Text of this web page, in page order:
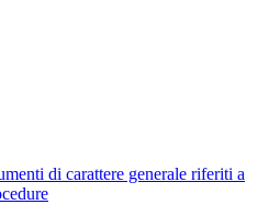
di carattere generale riferiti a